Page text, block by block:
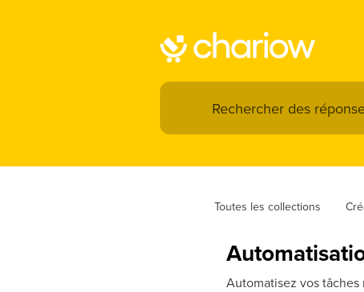
Toutes les collections
Automatisez vos